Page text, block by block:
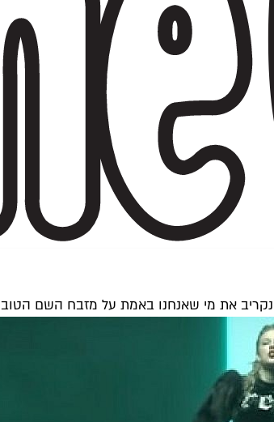
נקריב את מי שאנחנו באמת על מזבח השם הטוב